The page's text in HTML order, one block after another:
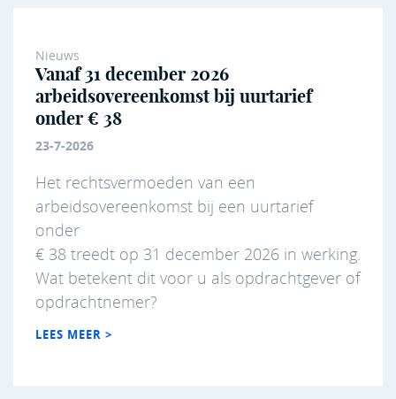
Nieuws
Vanaf 31 december 2026
arbeidsovereenkomst bij uurtarief
onder € 38
23-7-2026
Het rechtsvermoeden van een
arbeidsovereenkomst bij een uurtarief
onder
€ 38 treedt op 31 december 2026 in werking.
Wat betekent dit voor u als opdrachtgever of
opdrachtnemer?
LEES MEER >